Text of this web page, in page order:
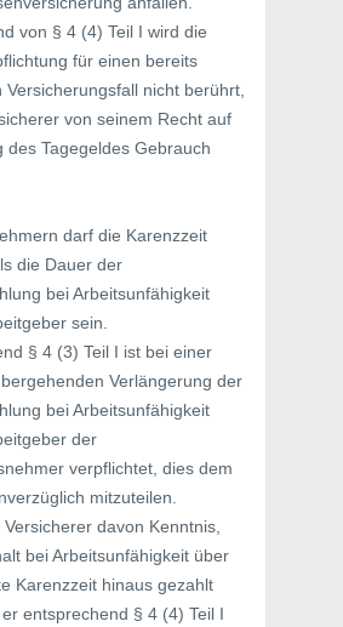
von § 4 (4) Teil I wird die
für einen bereits
nicht berührt,
von seinem Recht auf
des Tagegeldes Gebrauch
darf die Karenzzeit
die Dauer der
bei Arbeitsunfähigkeit
sein.
§ 4 (3) Teil I ist bei einer
Verlängerung der
bei Arbeitsunfähigkeit
der
verpflichtet, dies dem
mitzuteilen.
davon Kenntnis,
bei Arbeitsunfähigkeit über
Karenzzeit hinaus gezahlt
entsprechend § 4 (4) Teil I